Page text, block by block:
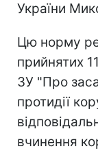
України
Цю норму
прийнятих
ЗУ "Про
протидії
вчинення